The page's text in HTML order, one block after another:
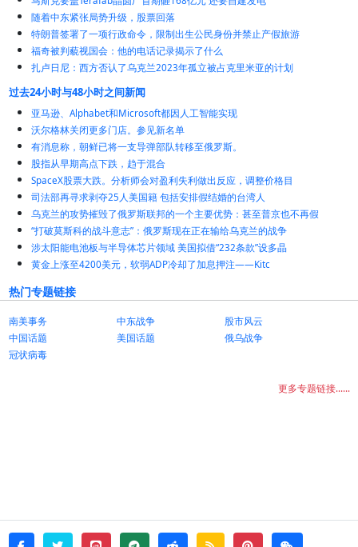
随着中东紧张局势升级，股票回落
特朗普签署了一项行政命令，限制出生公民身份并禁止产假旅游
福奇被判藐视国会：他的电话记录揭示了什么
扎卢日尼：西方否认了乌克兰2023年孤立被占克里米亚的计划
过去24小时与48小时之间新闻
亚马逊、Alphabet和Microsoft都因人工智能实现
沃尔格林关闭更多门店。参见新名单
有消息称，朝鲜已将一支导弹部队转移至俄罗斯。
股指从早期高点下跌，趋于混合
SpaceX股票大跌。分析师会对盈利失利做出反应，调整价格目
司法部再寻求剥夺25人美国籍 包括安排假结婚的台湾人
乌克兰的攻势摧毁了俄罗斯联邦的一个主要优势：甚至普京也不再假
“打破莫斯科的战斗意志”：俄罗斯现在正在输给乌克兰的战争
涉太阳能电池板与半导体芯片领域 美国拟借“232条款”设多晶
黄金上涨至4200美元，软弱ADP冷却了加息押注——Kitc
热门专题链接
南美事务 中东战争
股市风云
中国话题
美国话题
俄乌战争
冠状病毒
更多专题链接......